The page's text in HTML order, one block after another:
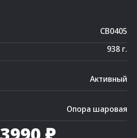
CB0405
938 г.
Активный
Опора шаровая